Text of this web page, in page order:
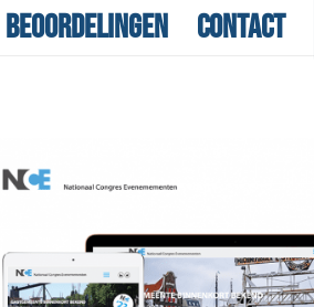
Beoordelingen Contact